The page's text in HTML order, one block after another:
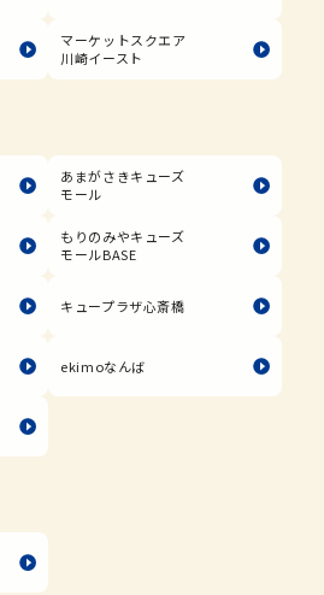
マーケットスクエア
川崎イースト
あまがさきキューズ
モール
もりのみやキューズ
モールBASE
キュープラザ心斎橋
ekimoなんば